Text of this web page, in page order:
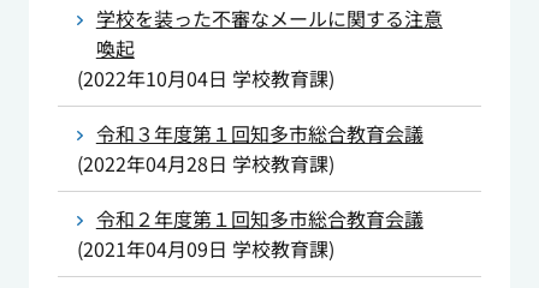
学校を装った不審なメールに関する注意
喚起
(2022年10月04日 学校教育課)
令和３年度第１回知多市総合教育会議
(2022年04月28日 学校教育課)
令和２年度第１回知多市総合教育会議
(2021年04月09日 学校教育課)